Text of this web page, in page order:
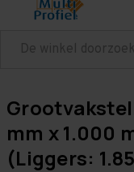
Zoeken
mm x 1.000
(Liggers: